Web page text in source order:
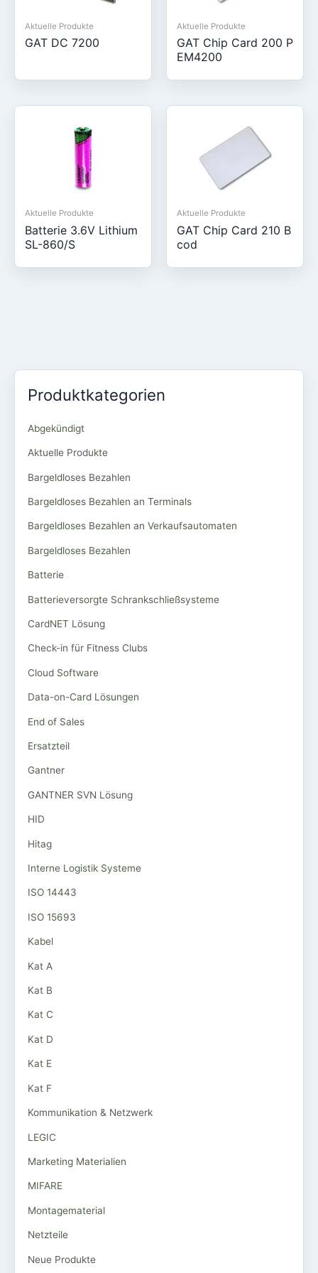
Aktuelle Produkte
GAT DC 7200
Aktuelle Produkte
GAT Chip Card 200 P
EM4200
Aktuelle Produkte
Batterie 3.6V Lithium
SL-860/S
Aktuelle Produkte
GAT Chip Card 210 B
cod
Produktkategorien
Abgekündigt
Aktuelle Produkte
Bargeldloses Bezahlen
Bargeldloses Bezahlen an Terminals
Bargeldloses Bezahlen an Verkaufsautomaten
Bargeldloses Bezahlen
Batterie
Batterieversorgte Schrankschließsysteme
CardNET Lösung
Check-in für Fitness Clubs
Cloud Software
Data-on-Card Lösungen
End of Sales
Ersatzteil
Gantner
GANTNER SVN Lösung
HID
Hitag
Interne Logistik Systeme
ISO 14443
ISO 15693
Kabel
Kat A
Kat B
Kat C
Kat D
Kat E
Kat F
Kommunikation & Netzwerk
LEGIC
Marketing Materialien
MIFARE
Montagematerial
Netzteile
Neue Produkte